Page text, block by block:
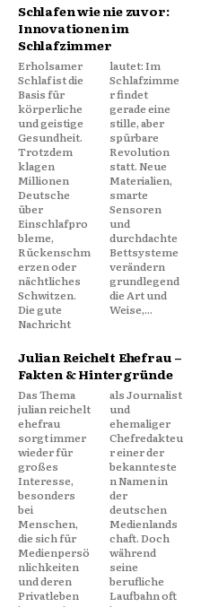
Schlafen wie nie zuvor:
Innovationen im
Schlafzimmer
Erholsamer
Schlaf ist die
Basis für
körperliche
und geistige
Gesundheit.
Trotzdem
klagen
Millionen
Deutsche
über
Einschlafpro
bleme,
Rückenschm
erzen oder
nächtliches
Schwitzen.
Die gute
Nachricht
lautet: Im
Schlafzimme
r findet
gerade eine
stille, aber
spürbare
Revolution
statt. Neue
Materialien,
smarte
Sensoren
und
durchdachte
Bettsysteme
verändern
grundlegend
die Art und
Weise,...
Julian Reichelt Ehefrau –
Fakten & Hintergründe
Das Thema
julian reichelt
ehefrau
sorgt immer
wieder für
großes
Interesse,
besonders
bei
Menschen,
die sich für
Medienpersö
nlichkeiten
und deren
Privatleben
als Journalist
und
ehemaliger
Chefredakteu
r einer der
bekannteste
n Namen in
der
deutschen
Medienlands
chaft. Doch
während
seine
berufliche
Laufbahn oft